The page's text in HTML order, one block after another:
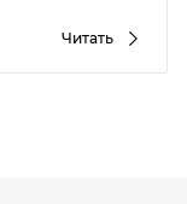
Читать